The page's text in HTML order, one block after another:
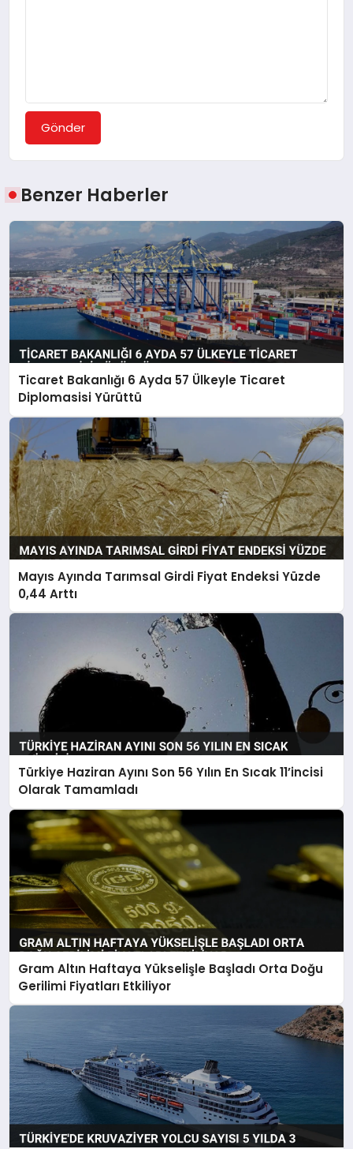
Gönder
Benzer Haberler
Ticaret Bakanlığı 6 Ayda 57 Ülkeyle Ticaret
Diplomasisi Yürüttü
Mayıs Ayında Tarımsal Girdi Fiyat Endeksi Yüzde
0,44 Arttı
Türkiye Haziran Ayını Son 56 Yılın En Sıcak 11’incisi
Olarak Tamamladı
Gram Altın Haftaya Yükselişle Başladı Orta Doğu
Gerilimi Fiyatları Etkiliyor